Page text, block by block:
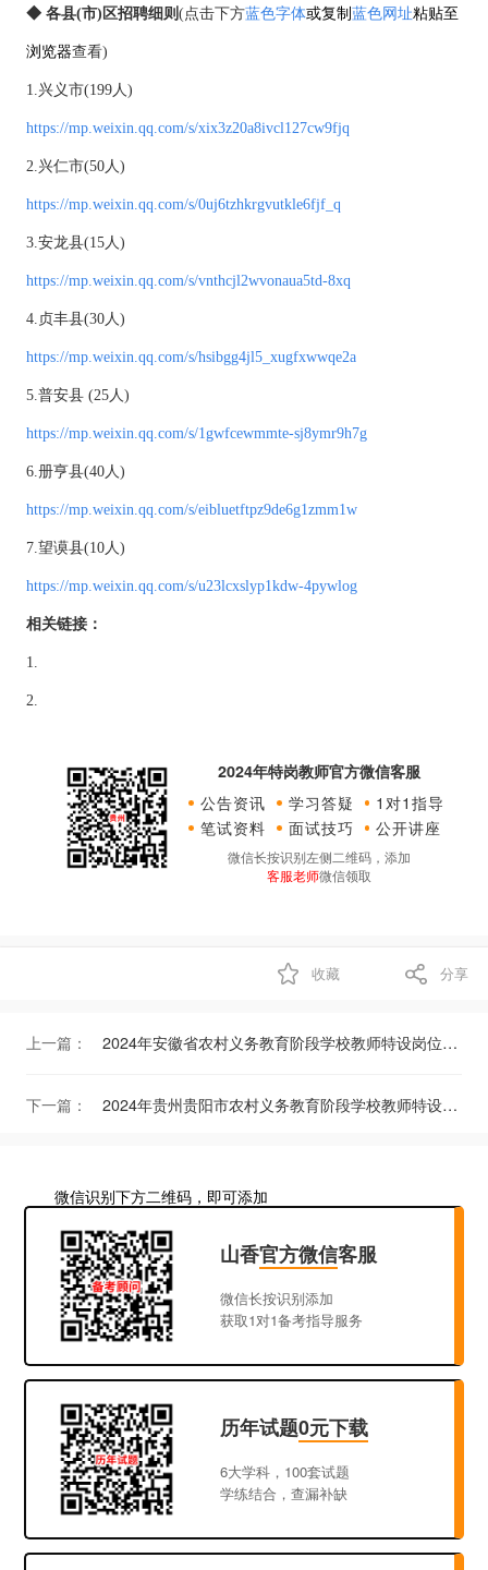
◆ 各县(市)区招聘细则 (点击下方蓝色字体或复制 蓝色网址粘贴至
浏览器查看)
1.兴义市(199人)
https://mp.weixin.qq.com/s/xix3z20a8ivcl127cw9fjq
2.兴仁市(50人)
https://mp.weixin.qq.com/s/0uj6tzhkrgvutkle6fjf_q
3.安龙县(15人)
https://mp.weixin.qq.com/s/vnthcjl2wvonaua5td-8xq
4.贞丰县(30人)
https://mp.weixin.qq.com/s/hsibgg4jl5_xugfxwwqe2a
5.普安县 (25人)
https://mp.weixin.qq.com/s/1gwfcewmmte-sj8ymr9h7g
6.册亨县(40人)
https://mp.weixin.qq.com/s/eibluetftpz9de6g1zmm1w
7.望谟县(10人)
https://mp.weixin.qq.com/s/u23lcxslyp1kdw-4pywlog
相关链接：
1.
2.
2024年特岗教师官方微信客服
公告资讯
学习答疑
1对1指导
笔试资料
面试技巧 公开讲座
微信长按识别左侧二维码，添加
客服老师微信领取
收藏 分享
上一篇： 2024年安徽省农村义务教育阶段学校教师特设岗位计划招聘公告（680人）
下一篇： 2024年贵州贵阳市农村义务教育阶段学校教师特设岗位计划实施方案（310人）
微信识别下方二维码，即可添加
山香官方微信客服
微信长按识别添加
获取1对1备考指导服务
历年试题0元下载
6大学科，100套试题
学练结合，查漏补缺